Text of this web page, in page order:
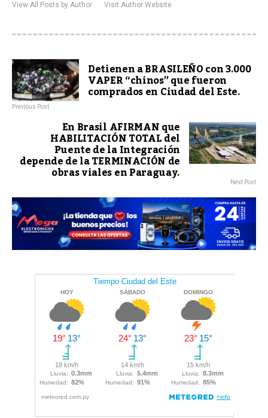
View All Posts by Author Visit Author Website
Detienen a BRASILEÑO con 3.000
VAPER “chinos” que fueron
comprados en Ciudad del Este.
Previous Post
En Brasil AFIRMAN que
HABILITACIÓN TOTAL del
Puente de la Integración
depende de la TERMINACIÓN de
obras viales en Paraguay. Next Post